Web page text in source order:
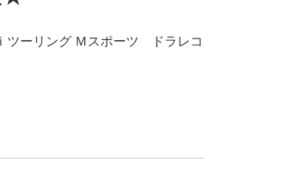
ーリング Ｍスポーツ ドラレコ